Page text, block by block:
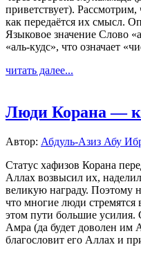
приветствует).
как передаётся их смысл.
Языковое значение Слово
«аль-кудс», что означает
читать далее...
Люди Корана —
Автор: Абдуль-Азиз Абу
Статус хафизов Корана
Аллах возвысил их,
великую награду. Поэтому
что многие люди
этом пути большие усилия.
Амра (да будет доволен им
благословит его Аллах и